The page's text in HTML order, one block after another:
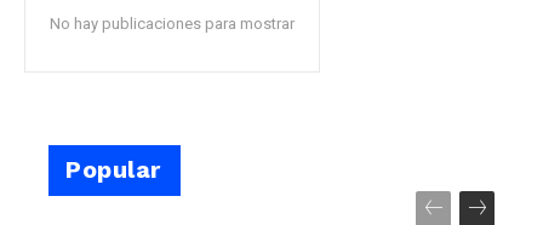
No hay publicaciones para mostrar
Popular